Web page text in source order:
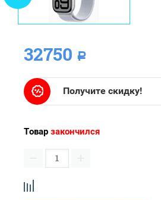
32750 Р
Получите скидку!
Товар закончился
− +